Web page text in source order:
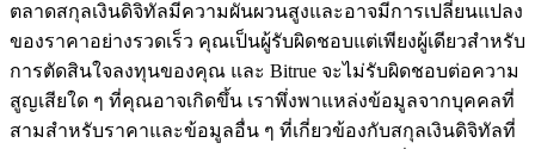
ได้รับ
ตลาดสกุลเงินดิจิทัลมีความผันผวนสูงและอาจมีการเปลี่ยนแปลง
ของราคาอย่างรวดเร็ว คุณเป็นผู้รับผิดชอบแต่เพียงผู้เดียวสำหรับ
การตัดสินใจลงทุนของคุณ และ Bitrue จะไม่รับผิดชอบต่อความ
สูญเสียใด ๆ ที่คุณอาจเกิดขึ้น เราพึ่งพาแหล่งข้อมูลจากบุคคลที่
สามสำหรับราคาและข้อมูลอื่น ๆ ที่เกี่ยวข้องกับสกุลเงินดิจิทัลที่